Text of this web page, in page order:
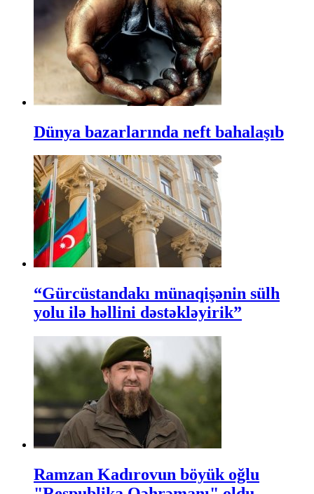
Dünya bazarlarında neft bahalaşıb
“Gürcüstandakı münaqişənin sülh
yolu ilə həllini dəstəkləyirik”
Ramzan Kadırovun böyük oğlu